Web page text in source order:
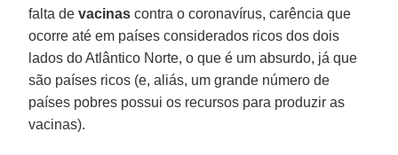
falta devacinas contra o coronavírus, carência que
ocorre até em países considerados ricos dos dois
lados do Atlântico Norte, o que é um absurdo, já que
são países ricos (e, aliás, um grande número de
países pobres possui os recursos para produzir as
vacinas).